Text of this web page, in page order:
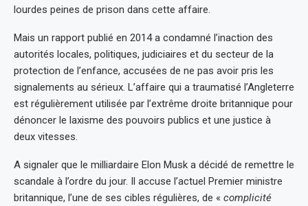
lourdes peines de prison dans cette affaire.
Mais un rapport publié en 2014 a condamné l’inaction des
autorités locales, politiques, judiciaires et du secteur de la
protection de l’enfance, accusées de ne pas avoir pris les
signalements au sérieux. L’affaire qui a traumatisé l’Angleterre
est régulièrement utilisée par l’extrême droite britannique pour
dénoncer le laxisme des pouvoirs publics et une justice à
deux vitesses.
A signaler que le milliardaire Elon Musk a décidé de remettre le
scandale à l’ordre du jour. Il accuse l’actuel Premier ministre
britannique, l’une de ses cibles régulières, de « complicité